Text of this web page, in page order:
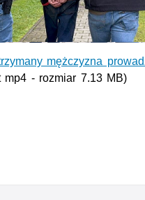
wideo
mężczyzna
mp4 - rozmiar 7.13 MB)